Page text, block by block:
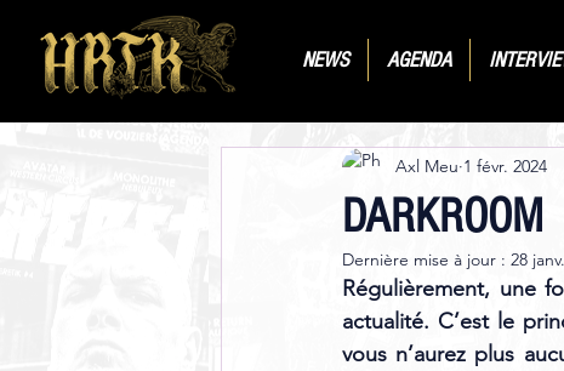
NEWS AGENDA
DARKROOM
Axl Meu 1 févr. 2024
Dernière mise à jour : 28
Régulièrement, une
actualité. C’est le
vous n’aurez plus